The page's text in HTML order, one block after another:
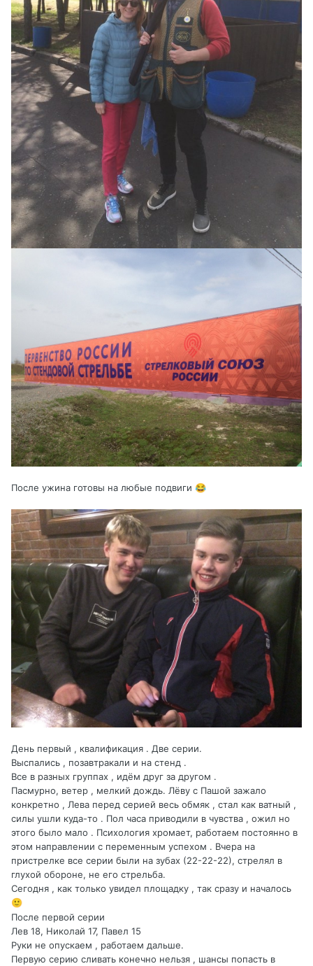
После ужина готовы на любые подвиги 😂
День первый , квалификация . Две серии.
Выспались , позавтракали и на стенд .
Все в разных группах , идём друг за другом .
Пасмурно, ветер , мелкий дождь. Лёву с Пашой зажало
конкретно , Лева перед серией весь обмяк , стал как ватный ,
силы ушли куда-то . Пол часа приводили в чувства , ожил но
этого было мало . Психология хромает, работаем постоянно в
этом направлении с переменным успехом . Вчера на
пристрелке все серии были на зубах (22-22-22), стрелял в
глухой обороне, не его стрельба.
Сегодня , как только увидел площадку , так сразу и началось
🙂
После первой серии
Лев 18, Николай 17, Павел 15
Руки не опускаем , работаем дальше.
Первую серию сливать конечно нельзя , шансы попасть в